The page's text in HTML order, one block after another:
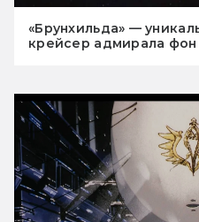
«Брунхильда» —
крейсер адмирала фон